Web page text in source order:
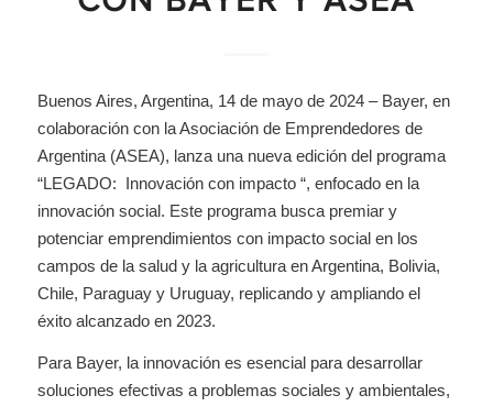
Buenos Aires, Argentina, 14 de mayo de 2024 – Bayer, en
colaboración con la Asociación de Emprendedores de
Argentina (ASEA), lanza una nueva edición del programa
“LEGADO: Innovación con impacto “, enfocado en la
innovación social. Este programa busca premiar y
potenciar emprendimientos con impacto social en los
campos de la salud y la agricultura en Argentina, Bolivia,
Chile, Paraguay y Uruguay, replicando y ampliando el
éxito alcanzado en 2023.
Para Bayer, la innovación es esencial para desarrollar
soluciones efectivas a problemas sociales y ambientales,